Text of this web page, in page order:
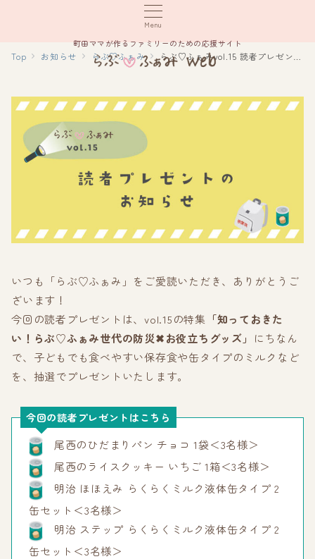
Menu
町田ママが作るファミリーのための応援サイト
Top お知らせ らぶ♡ふぁみ らぶ♡ふぁみvol.15 読者プレゼントのお知らせ♪
いつも「らぶ♡ふぁみ」をご愛読いただき、ありがとうご
ざいます！
今回の読者プレゼントは、vol.15の特集 「知っておきた
い！らぶ♡ふぁみ世代の防災✖︎お役立ちグッズ」
にちなん
で、子どもでも食べやすい保存食や缶タイプのミルクなど
を、抽選でプレゼントいたします。
今回の読者プレゼントはこちら
尾西のひだまりパン チョコ 1袋＜3名様＞
尾西のライスクッキー いちご 1箱＜3名様＞
明治 ほほえみ らくらくミルク液体缶タイプ 2
缶セット＜3名様＞
明治 ステップ らくらくミルク液体缶タイプ 2
缶セット＜3名様＞